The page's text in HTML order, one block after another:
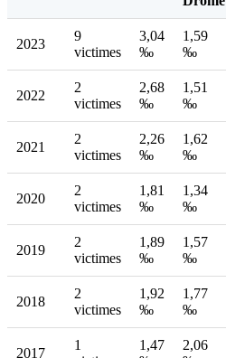
2023
9
victimes
3,04
‰
1,59
‰
2022
2
victimes
2,68
‰
1,51
‰
2021
2
victimes
2,26
‰
1,62
‰
2020
2
victimes
1,81
‰
1,34
‰
2019
2
victimes
1,89
‰
1,57
‰
2018
2
victimes
1,92
‰
1,77
‰
2017
1
1,47
2,06